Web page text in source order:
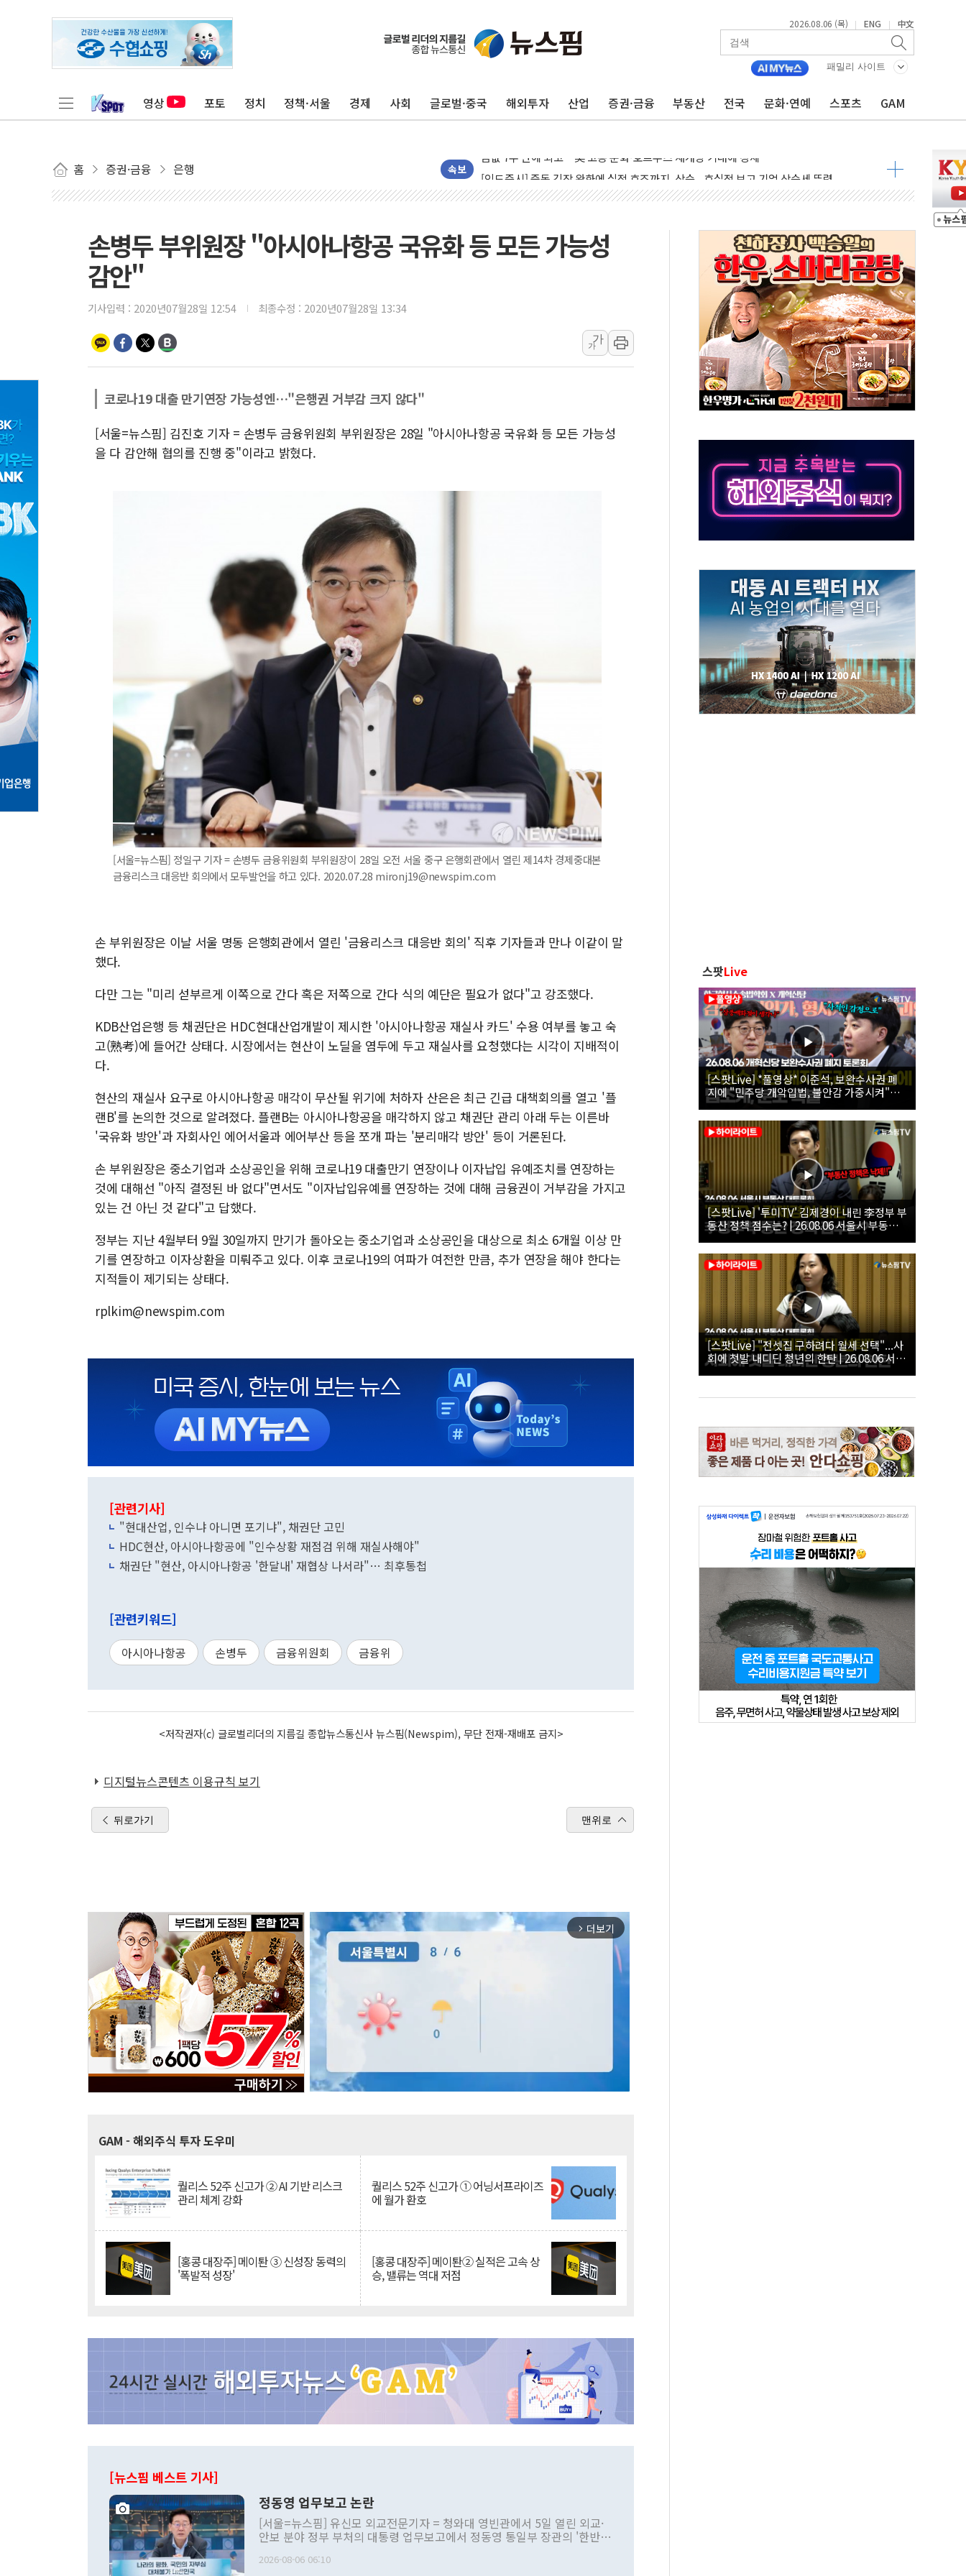
2026.08.06 (목) | ENG | 中文
패밀리 사이트
영상 포토 정치 정책·서울 경제 사회 글로벌·중국 해외투자 산업 증권·금융 부동산 전국 문화·연예 스포츠 GAM
홈 증권·금융 은행 속보
구광모, 내주 실리콘밸리서 젠슨 황 재회…로봇·AI 데이터센터·모빌리티 구체화
뉴욕증시 개장 전 특징주...모더나·아이온큐·도어대시↑ VS 샌디스크·피그마·앱러빈↓
뉴욕증시 프리뷰, 미 주가선물 AI주 차익실현 속 혼조세...웨스턴디지털·샌디스크↓
청와대, 북한 단거리 탄도미사일 발사에 긴급 안보 점검회의
[인도증시] 중동 긴장 완화에 실적 호조까지, 상승...호실적 보고 기업 상승세 뚜렷
러, 1인칭시점 드론으로 우크라 민간인 '사파리' 공격… 시민들 공포감 극대화 전략
'월가의 황제' 다이먼 "금융시장 레버리지 위험수위…숨은 차입이 더 큰 변수"
양주 섬유염색공장서 화재 1명 중상…대응 1단계 진압 중
김정관 산업부 장관 "주 52시간 손봐야, 경쟁상대 中과 비교해야"
해군 1함대 창설 80주년…지역과 함께하는 '선봉'의 대민 봉사
[3보] 북, 원산서 동해로 단거리 탄도미사일 1발 발사… 올해 10번째·42일 만 도발
우크라 드론 전술, 중남미 콜롬비아에 새 안보 위기… 반군·마약카르텔이 습득해 전투 활용
동해해경, 독도 해상서 부유물 감긴 어선 구조
주한미군 "오산기지 누출, 백린 아닌 무해한 표면 부식 물질"
구미 폐염산처리업체서 불 2시간30여분만에 진화...외국인 노동자 숨져
해군과 함께하는 '불금전파, 송정' 시즌2
손병두 부위원장 "아시아나항공 국유화 등 모든 가능성
감안"
기사입력 : 2020년07월28일 12:54 최종수정 : 2020년07월28일 13:34
가
가
코로나19 대출 만기연장 가능성엔…"은행권 거부감 크지 않다"
[서울=뉴스핌] 김진호 기자 = 손병두 금융위원회 부위원장은 28일 "아시아나항공 국유화 등 모든 가능성
을 다 감안해 협의를 진행 중"이라고 밝혔다.
[서울=뉴스핌] 정일구 기자 = 손병두 금융위원회 부위원장이 28일 오전 서울 중구 은행회관에서 열린 제14차 경제중대본
금융리스크 대응반 회의에서 모두발언을 하고 있다. 2020.07.28 mironj19@newspim.com
손 부위원장은 이날 서울 명동 은행회관에서 열린 '금융리스크 대응반 회의' 직후 기자들과 만나 이같이 말
했다.
다만 그는 "미리 섣부르게 이쪽으로 간다 혹은 저쪽으로 간다 식의 예단은 필요가 없다"고 강조했다.
KDB산업은행 등 채권단은 HDC현대산업개발이 제시한 '아시아나항공 재실사 카드' 수용 여부를 놓고 숙
고(熟考)에 들어간 상태다. 시장에서는 현산이 노딜을 염두에 두고 재실사를 요청했다는 시각이 지배적이
다.
현산의 재실사 요구로 아시아나항공 매각이 무산될 위기에 처하자 산은은 최근 긴급 대책회의를 열고 '플
랜B'를 논의한 것으로 알려졌다. 플랜B는 아시아나항공을 매각하지 않고 채권단 관리 아래 두는 이른바
'국유화 방안'과 자회사인 에어서울과 에어부산 등을 쪼개 파는 '분리매각 방안' 등이 거론된다.
손 부위원장은 중소기업과 소상공인을 위해 코로나19 대출만기 연장이나 이자납입 유예조치를 연장하는
것에 대해선 "아직 결정된 바 없다"면서도 "이자납입유예를 연장하는 것에 대해 금융권이 거부감을 가지고
있는 건 아닌 것 같다"고 답했다.
정부는 지난 4월부터 9월 30일까지 만기가 돌아오는 중소기업과 소상공인을 대상으로 최소 6개월 이상 만
기를 연장하고 이자상환을 미뤄주고 있다. 이후 코로나19의 여파가 여전한 만큼, 추가 연장을 해야 한다는
지적들이 제기되는 상태다.
rplkim@newspim.com
[관련기사]
"현대산업, 인수냐 아니면 포기냐", 채권단 고민
HDC현산, 아시아나항공에 "인수상황 재점검 위해 재실사해야"
채권단 "현산, 아시아나항공 '한달내' 재협상 나서라"… 최후통첩
[관련키워드]
아시아나항공 손병두 금융위원회 금융위
<저작권자(c) 글로벌리더의 지름길 종합뉴스통신사 뉴스핌(Newspim), 무단 전재-재배포 금지>
디지털뉴스콘텐츠 이용규칙 보기
뒤로가기 맨위로
arrow_forward_ios 더보기
GAM - 해외주식 투자 도우미
퀄리스 52주 신고가 ② AI 기반 리스크
관리 체계 강화
퀄리스 52주 신고가 ① 어닝서프라이즈
에 월가 환호
[홍콩 대장주] 메이퇀 ③ 신성장 동력의
'폭발적 성장'
[홍콩 대장주] 메이퇀② 실적은 고속 상
승, 밸류는 역대 저점
[뉴스핌 베스트 기사]
정동영 업무보고 논란
[서울=뉴스핌] 유신모 외교전문기자 = 청와대 영빈관에서 5일 열린 외교·
안보 분야 정부 부처의 대통령 업무보고에서 정동영 통일부 장관의 '한반도
발언 중에는 정부 내 조율을 거치지 않은 사안을 정책으로 추진하겠다고 공
2026-08-06 06:10
스팟Live
[스팟Live] *풀영상* 이준석, 보완수사권 폐
지에 "민주당 개악입법, 불안감 가중시켜"｜
26.08.06 개혁신당 보완수사권 폐지 토론회
[스팟Live] '투미TV' 김제경이 내린 李정부 부
동산 정책 점수는? | 26.08.06 서울시 부동산
대토론회
[스팟Live] "전셋집 구하려다 월세 선택"...사
회에 첫발 내디딘 청년의 한탄 | 26.08.06 서울
시 부동산 대토론회